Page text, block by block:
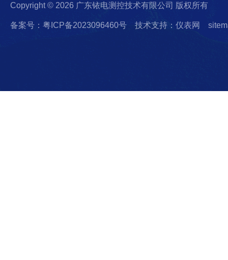
Copyright © 2026 广东铱电测控技术有限公司 版权所有
备案号：粤ICP备2023096460号 技术支持：仪表网